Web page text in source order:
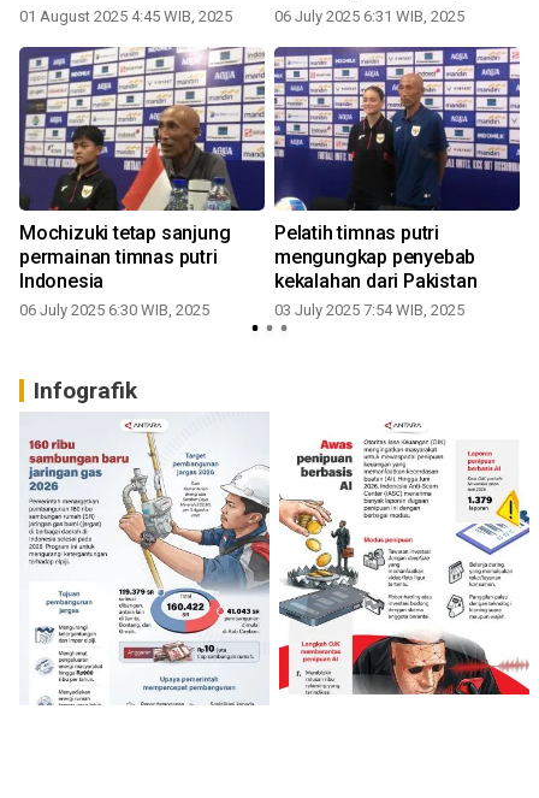
01 August 2025 4:45 WIB, 2025 06 July 2025 6:31 WIB, 2025
Mochizuki tetap sanjung
permainan timnas putri
Indonesia
06 July 2025 6:30 WIB, 2025
Pelatih timnas putri
mengungkap penyebab
kekalahan dari Pakistan
03 July 2025 7:54 WIB, 2025
Infografik